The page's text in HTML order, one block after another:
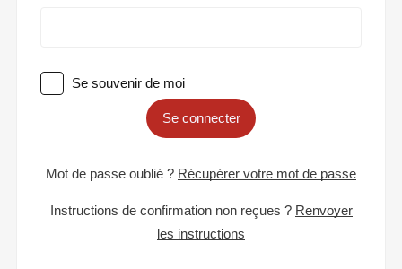
Se souvenir de moi
Se connecter
Mot de passe oublié ? Récupérer votre mot de passe
Instructions de confirmation non reçues ? Renvoyer
les instructions